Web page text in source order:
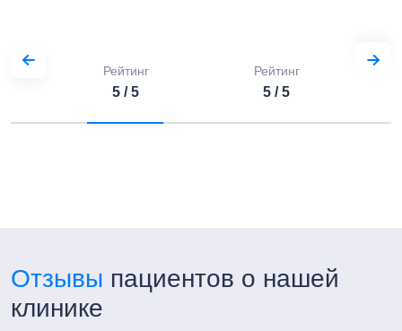
Пн-Пт с 7:00 до 21:00
Сб-Вс с 8:00 до 20:00
Рейтинг
5 / 5
Рейтинг
5 / 5
Отзывы пациентов о нашей
клинике